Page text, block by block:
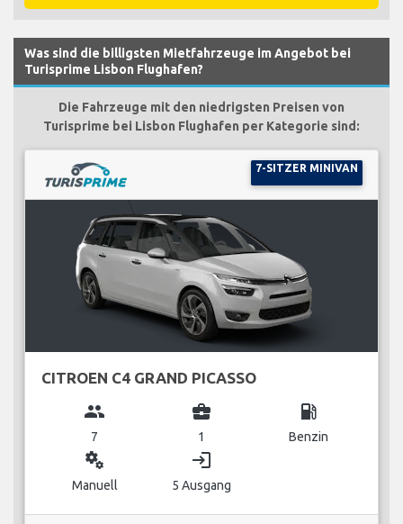
Was sind die billigsten Mietfahrzeuge im Angebot bei
Turisprime Lisbon Flughafen?
Die Fahrzeuge mit den niedrigsten Preisen von
Turisprime bei Lisbon Flughafen per Kategorie sind:
7-SITZER MINIVAN
CITROEN C4 GRAND PICASSO
group
7
business_center
1
local_gas_station
Benzin
miscellaneous_services
Manuell
login
5 Ausgang